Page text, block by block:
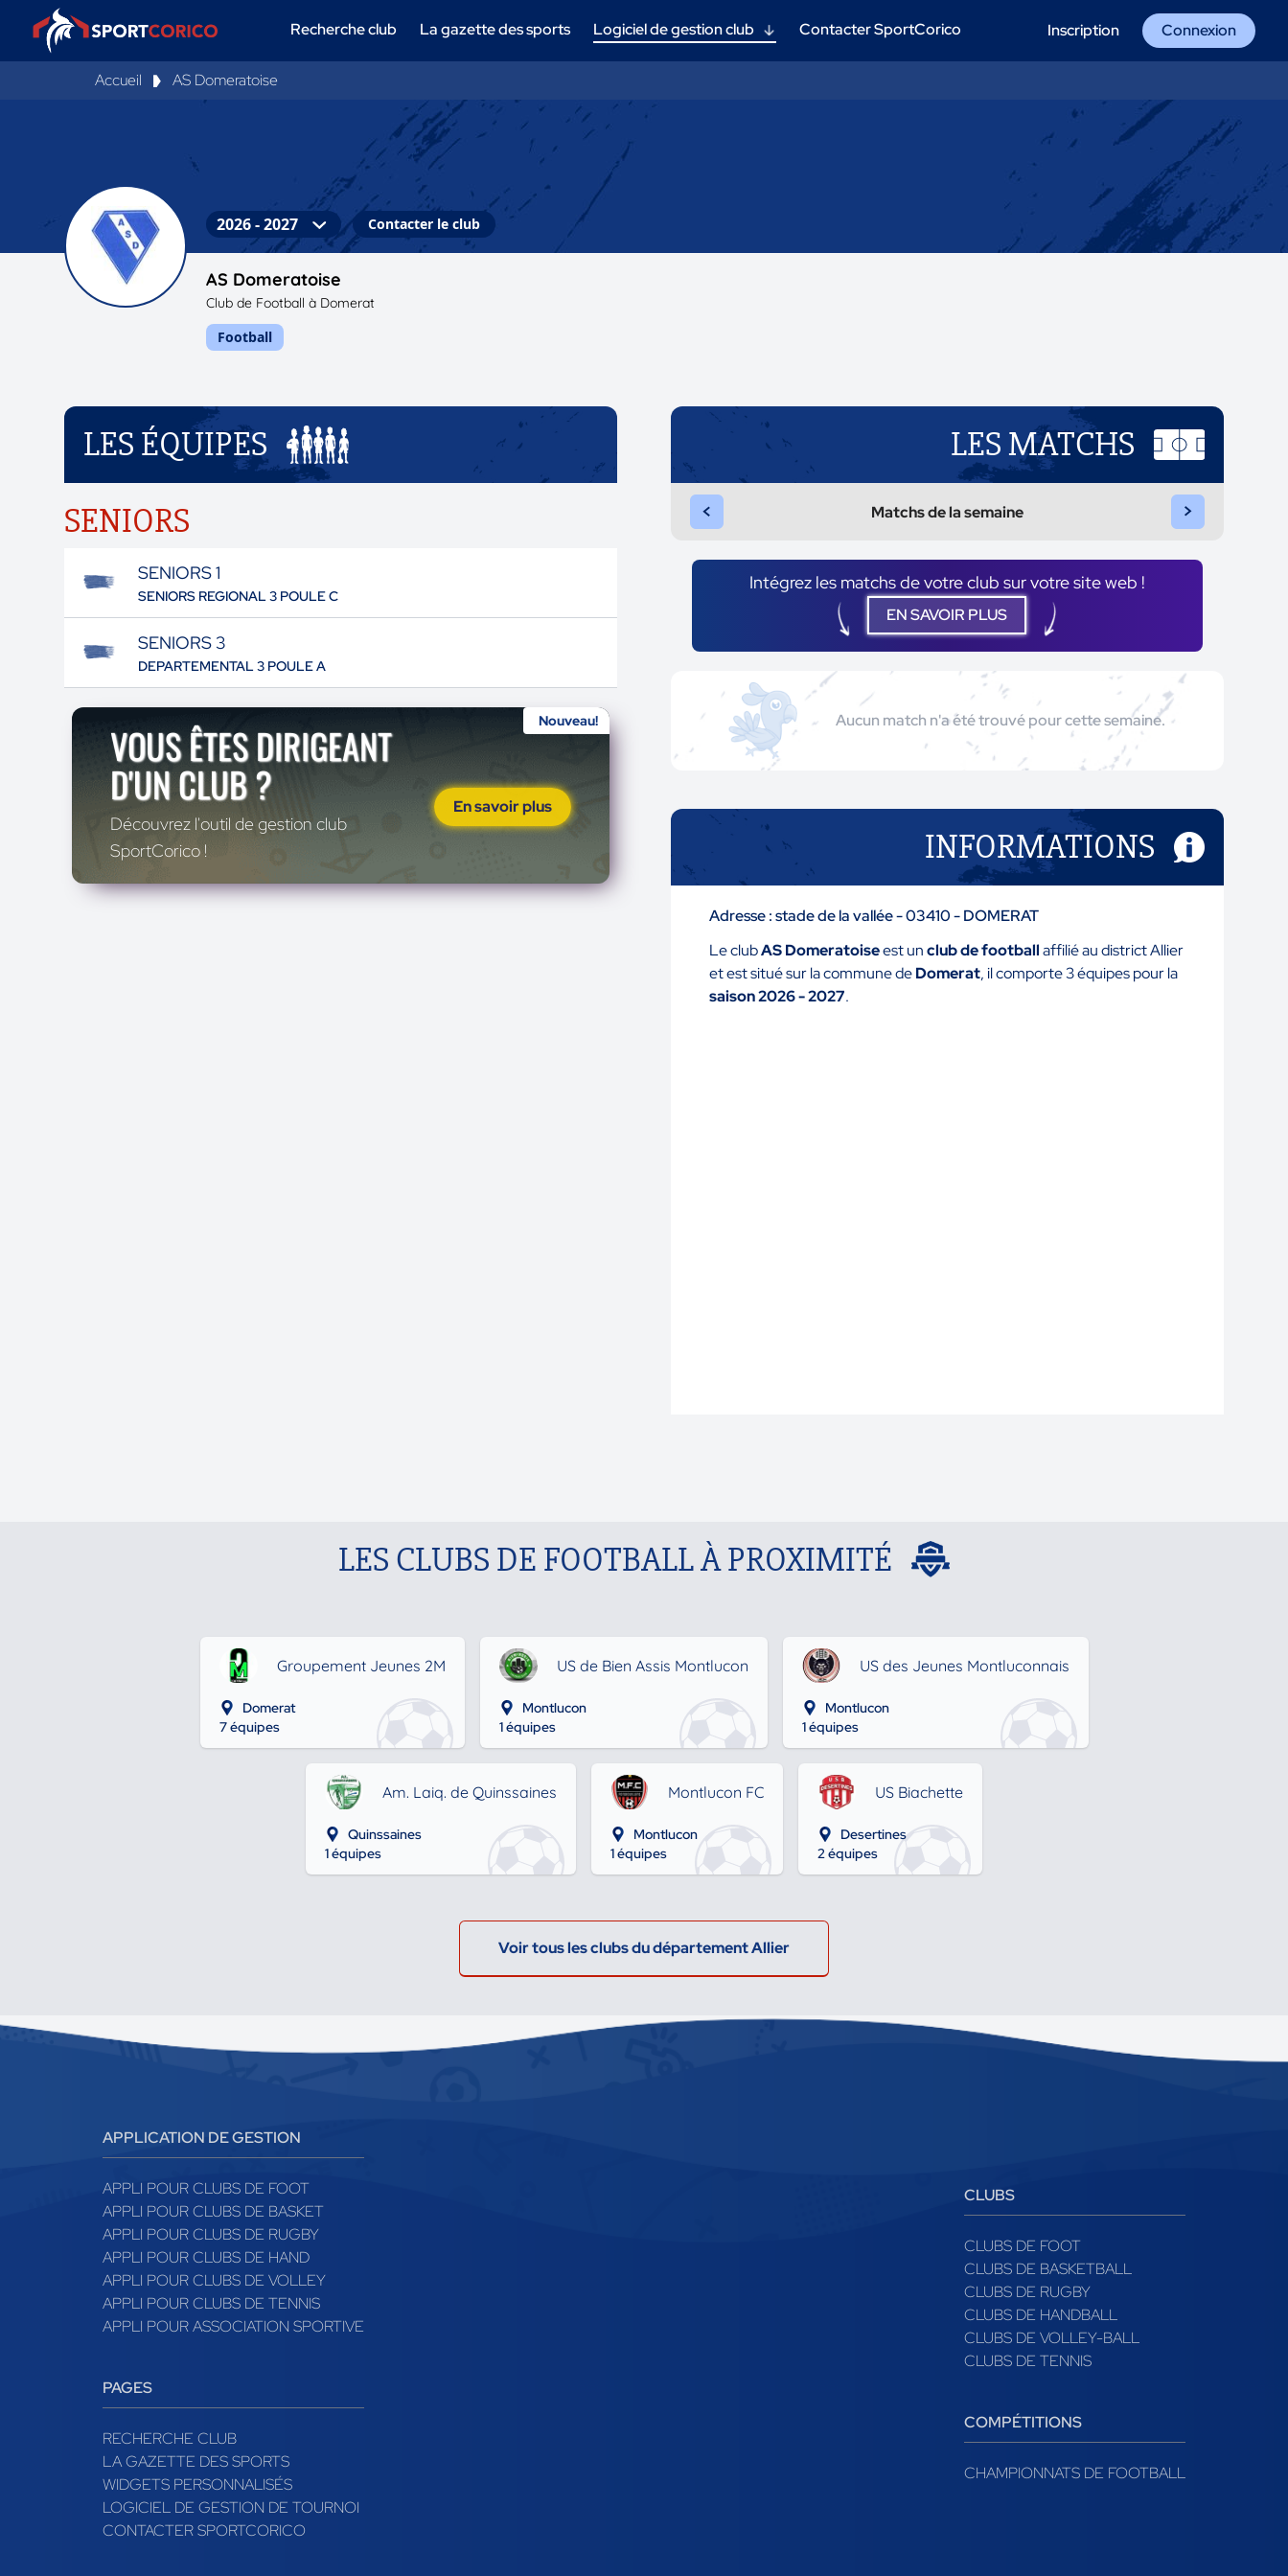
Recherche club La gazette des sports Logiciel de gestion club Contacter SportCorico Inscription Connexion
Accueil AS Domeratoise
Contacter le club
AS Domeratoise
Club de Football à Domerat
Football
LES ÉQUIPES
SENIORS
SENIORS 1
SENIORS REGIONAL 3 POULE C
SENIORS 3
DEPARTEMENTAL 3 POULE A
Nouveau!
VOUS ÊTES DIRIGEANT
D'UN CLUB ?
Découvrez l'outil de gestion club
SportCorico !
En savoir plus
LES MATCHS
< Matchs de la semaine >
Intégrez les matchs de votre club sur votre site web !
EN SAVOIR PLUS
Aucun match n'a été trouvé pour cette semaine.
INFORMATIONS
Adresse : stade de la vallée - 03410 - DOMERAT
Le clubAS Domeratoiseest unclub de footballaffilié au district Allier
et est situé sur la commune deDomerat, il comporte 3 équipes pour la
saison 2026 - 2027.
LES CLUBS DE FOOTBALL À PROXIMITÉ
Groupement Jeunes 2M
Domerat
7 équipes
US de Bien Assis Montlucon
Montlucon
1 équipes
US des Jeunes Montluconnais
Montlucon
1 équipes
Am. Laiq. de Quinssaines
Quinssaines
1 équipes
Montlucon FC
Montlucon
1 équipes
US Biachette
Desertines
2 équipes
Voir tous les clubs du département Allier
APPLICATION DE GESTION
APPLI POUR CLUBS DE FOOT
APPLI POUR CLUBS DE BASKET
APPLI POUR CLUBS DE RUGBY
APPLI POUR CLUBS DE HAND
APPLI POUR CLUBS DE VOLLEY
APPLI POUR CLUBS DE TENNIS
APPLI POUR ASSOCIATION SPORTIVE
PAGES
RECHERCHE CLUB
LA GAZETTE DES SPORTS
WIDGETS PERSONNALISÉS
LOGICIEL DE GESTION DE TOURNOI
CONTACTER SPORTCORICO
CLUBS
CLUBS DE FOOT
CLUBS DE BASKETBALL
CLUBS DE RUGBY
CLUBS DE HANDBALL
CLUBS DE VOLLEY-BALL
CLUBS DE TENNIS
COMPÉTITIONS
CHAMPIONNATS DE FOOTBALL